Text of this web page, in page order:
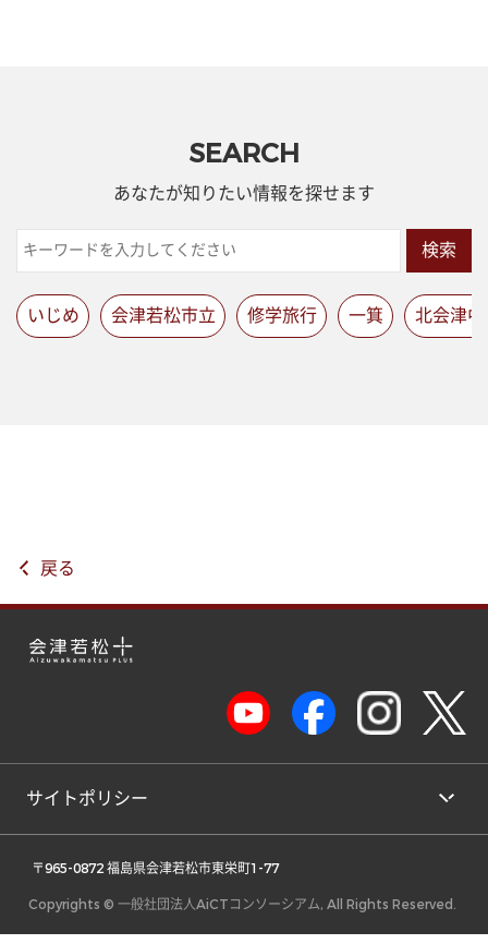
SEARCH
あなたが知りたい情報を探せます
検索
いじめ 会津若松市立 修学旅行 一箕 北会津中
戻る
サイトポリシー
〒965-0872 福島県会津若松市東栄町1-77
Copyrights © 一般社団法人AiCTコンソーシアム, All Rights Reserved.